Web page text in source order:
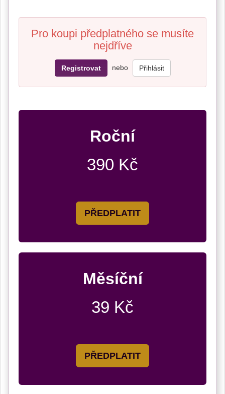
Pro koupi předplatného se musíte
nejdříve
Registrovat nebo Přihlásit
Roční
390 Kč
PŘEDPLATIT
Měsíční
39 Kč
PŘEDPLATIT